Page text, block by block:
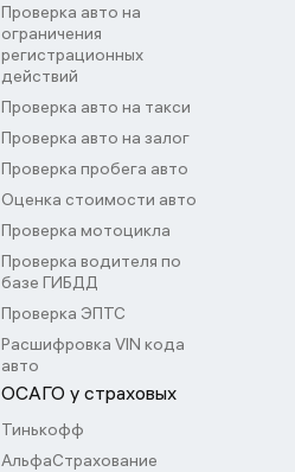
Проверка авто на
ограничения
регистрационных
действий
Проверка авто на такси
Проверка авто на залог
Проверка пробега авто
Оценка стоимости авто
Проверка мотоцикла
Проверка водителя по
базе ГИБДД
Проверка ЭПТС
Расшифровка VIN кода
авто
ОСАГО у страховых
Тинькофф
АльфаСтрахование